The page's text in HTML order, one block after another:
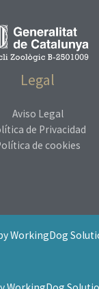
Legal
Aviso Legal
de Privacidad
de cookies
WorkingDog